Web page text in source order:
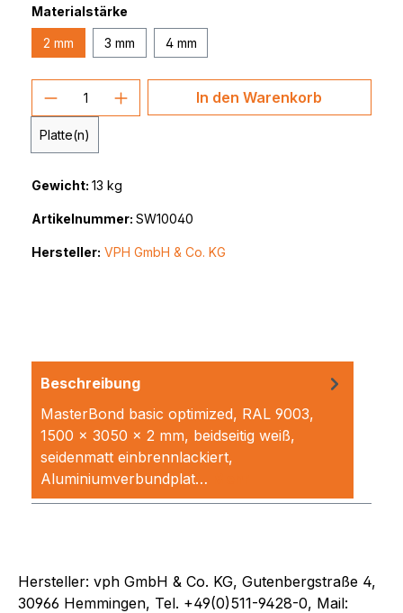
Materialstärke
2 mm 3 mm 4 mm
Produkt Anzahl: Gib den
Platte(n)
In den Warenkorb
Gewicht: 13 kg
Artikelnummer: SW10040
Hersteller: VPH GmbH & Co. KG
Beschreibung
MasterBond basic optimized, RAL 9003,
1500 x 3050 x 2 mm, beidseitig weiß,
seidenmatt einbrennlackiert,
Aluminiumverbundplat…
Hersteller: vph GmbH & Co. KG, Gutenbergstraße 4,
30966 Hemmingen, Tel. +49(0)511-9428-0, Mail: